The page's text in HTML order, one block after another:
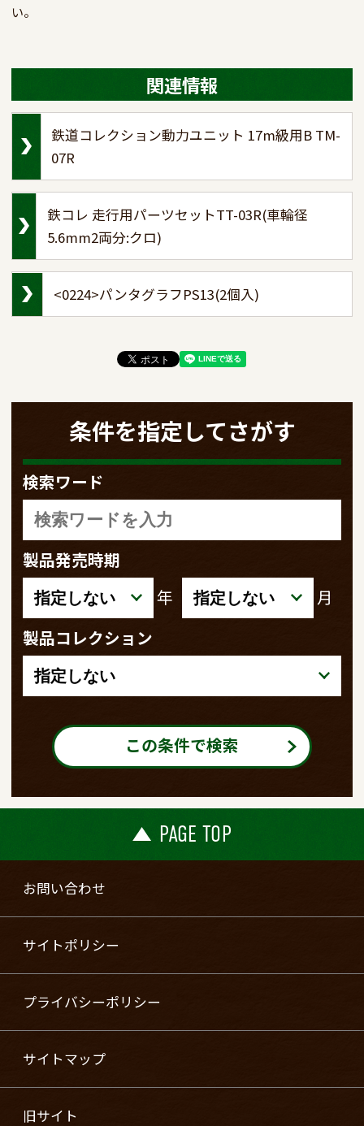
関連情報
鉄道コレクション動力ユニット 17m級用B TM-
07R
鉄コレ 走行用パーツセットTT-03R(車輪径
5.6mm2両分:クロ)
<0224>パンタグラフPS13(2個入)
条件を指定してさがす
検索ワード
製品発売時期
年
月
製品コレクション
この条件で検索
PAGE TOP
お問い合わせ
サイトポリシー
プライバシーポリシー
サイトマップ
旧サイト